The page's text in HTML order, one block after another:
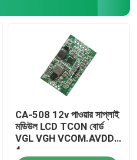
CA-508 12v পাওয়ার সাপ্লাই
মডিউল LCD TCON বোর্ড
VGL VGH VCOM.AVDD
4